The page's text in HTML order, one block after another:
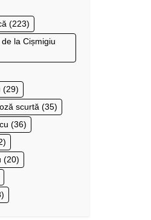
(223)
la Cișmigiu
(29)
scurtă (35)
(36)
(20)